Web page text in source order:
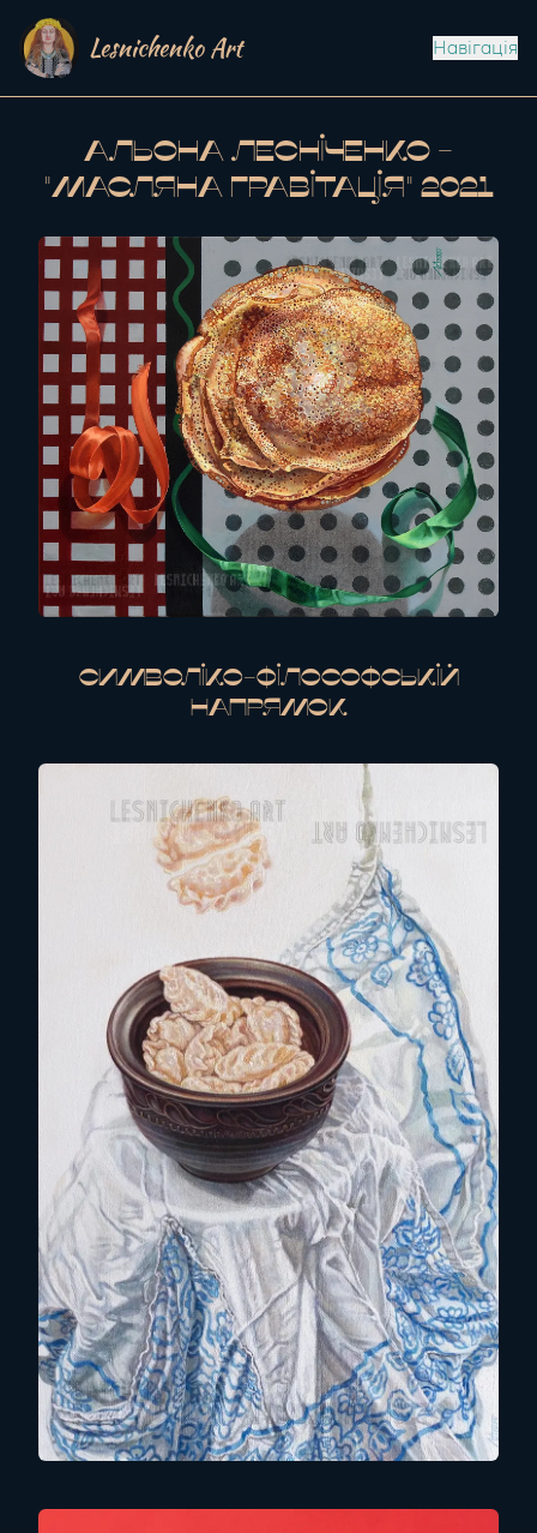
Lesnichenko Art Навігація
Альона Лесніченко -
"Масляна гравітація" 2021
Cимволіко-філософській
напрямок